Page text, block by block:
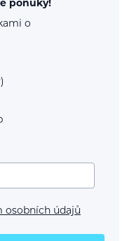
ponuky!
o
osobních údajů